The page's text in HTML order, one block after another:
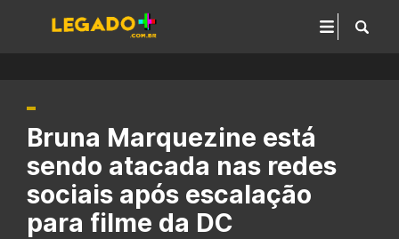
Bruna Marquezine está
sendo atacada nas redes
sociais após escalação
para filme da DC